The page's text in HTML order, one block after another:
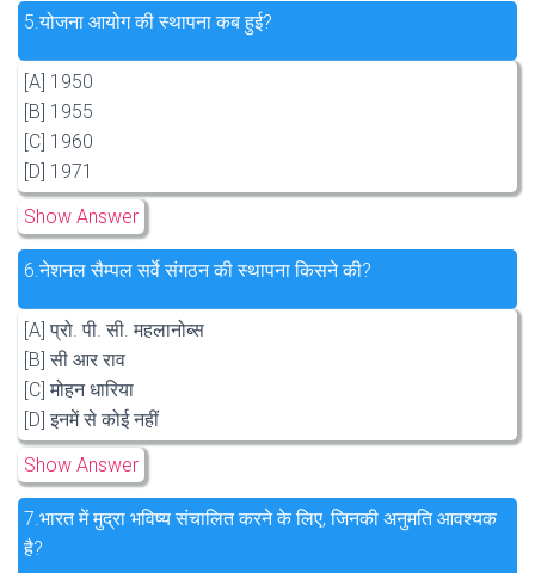
5.योजना आयोग की स्थापना कब हुई?
[A] 1950
[B] 1955
[C] 1960
[D] 1971
Show Answer
6.नेशनल सैम्पल सर्वे संगठन की स्थापना किसने की?
[A] प्रो. पी. सी. महलानोब्स
[B] सी आर राव
[C] मोहन धारिया
[D] इनमें से कोई नहीं
Show Answer
7.भारत में मुद्रा भविष्य संचालित करने के लिए, जिनकी अनुमति आवश्यक
है?